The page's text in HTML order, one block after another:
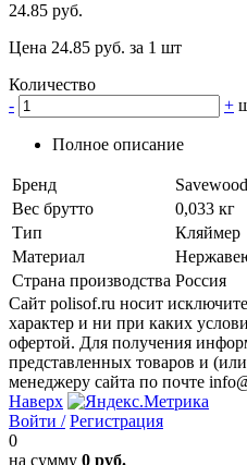
24.85 руб.
Цена 24.85 руб. за 1 шт
Количество
-
+
Полное описание
Бренд
Savewood
Вес брутто
0,033 кг
Тип
Кляймер
Материал
Страна производства Россия
Сайт polisof.ru носит
характер и ни при каких
офертой. Для получения
представленных товаров и
менеджеру сайта по почте
Наверх
Войти / Регистрация
0
на сумму 0 руб.